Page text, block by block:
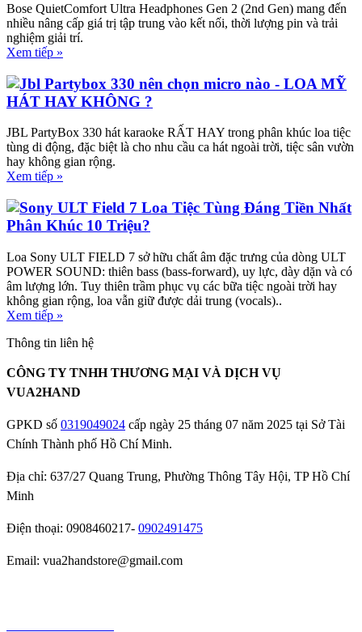
Bose QuietComfort Ultra Headphones Gen 2 (2nd Gen) mang đến
nhiều nâng cấp giá trị tập trung vào kết nối, thời lượng pin và trải
nghiệm giải trí.
Xem tiếp »
Jbl Partybox 330 nên chọn micro nào - LOA MỸ
HÁT HAY KHÔNG ?
JBL PartyBox 330 hát karaoke RẤT HAY trong phân khúc loa tiệc
tùng di động, đặc biệt là cho nhu cầu ca hát ngoài trời, tiệc sân vườn
hay không gian rộng.
Xem tiếp »
Sony ULT Field 7 Loa Tiệc Tùng Đáng Tiền Nhất
Phân Khúc 10 Triệu?
Loa Sony ULT FIELD 7 sở hữu chất âm đặc trưng của dòng ULT
POWER SOUND: thiên bass (bass-forward), uy lực, dày dặn và có
âm lượng lớn. Tuy thiên trầm phục vụ các bữa tiệc ngoài trời hay
không gian rộng, loa vẫn giữ được dải trung (vocals)..
Xem tiếp »
Thông tin liên hệ
CÔNG TY TNHH THƯƠNG MẠI VÀ DỊCH VỤ
VUA2HAND
GPKD số 0319049024 cấp ngày 25 tháng 07 năm 2025 tại Sở Tài
Chính Thành phố Hồ Chí Minh.
Địa chỉ: 637/27 Quang Trung, Phường Thông Tây Hội, TP Hồ Chí
Minh
Điện thoại: 0908460217- 0902491475
Email: vua2handstore@gmail.com